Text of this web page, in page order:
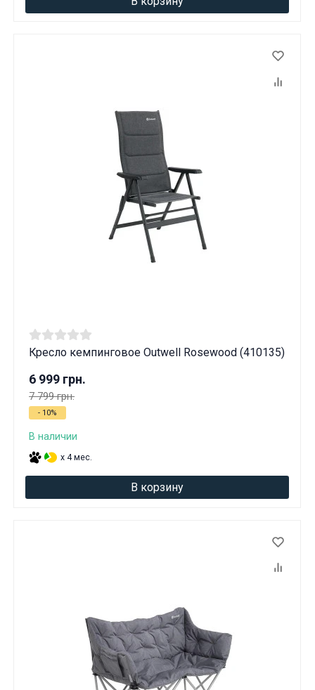
Кресло кемпинговое Outwell Rosewood (410135)
6 999 грн.
7 799 грн.
- 10%
В наличии
x 4 мес.
В корзину